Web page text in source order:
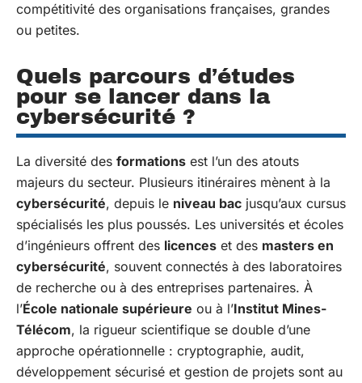
compétitivité des organisations françaises, grandes
ou petites.
Quels parcours d’études
pour se lancer dans la
cybersécurité ?
La diversité des formations est l’un des atouts
majeurs du secteur. Plusieurs itinéraires mènent à la
cybersécurité, depuis le niveau bac jusqu’aux cursus
spécialisés les plus poussés. Les universités et écoles
d’ingénieurs offrent des licences et des masters en
cybersécurité, souvent connectés à des laboratoires
de recherche ou à des entreprises partenaires. À
l’École nationale supérieure ou à l’Institut Mines-
Télécom, la rigueur scientifique se double d’une
approche opérationnelle : cryptographie, audit,
développement sécurisé et gestion de projets sont au